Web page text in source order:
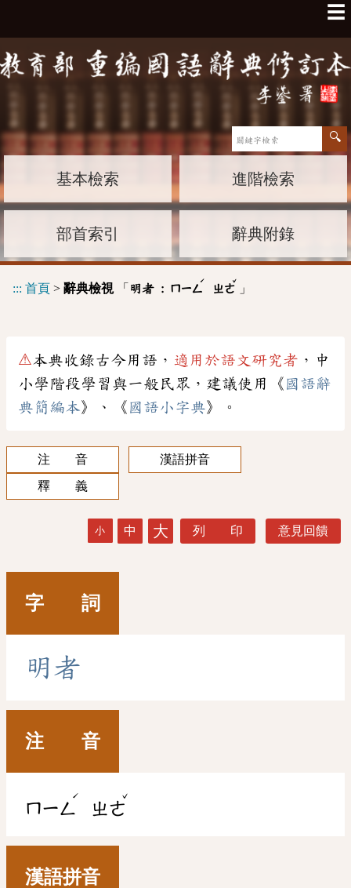
☰
基本檢索 進階檢索
部首索引 辭典附錄
::: 首頁 > 辭典檢視「 明者 : ㄇㄧㄥ
ˊ
ㄓㄜ
ˇ
」
⚠本典收錄古今用語， 適用於語文研究者 ，中
小學階段學習與一般民眾，建議使用《 國語辭
典簡編本》、《 國語小字典》。
注 音
漢語拼音
釋 義
小 中 大 列 印 意見回饋
字 詞
明者
注 音
ㄇㄧㄥ
ˊ
ㄓㄜ
ˇ
漢語拼音